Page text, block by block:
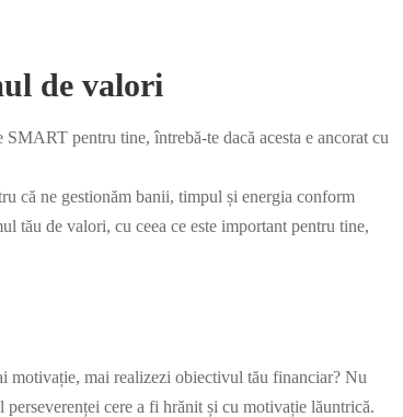
de valori
pentru tine, întrebă-te dacă acesta e ancorat cu
că ne gestionăm banii, timpul și energia conform
tău de valori, cu ceea ce este important pentru tine,
motivație, mai realizezi obiectivul tău financiar? Nu
cere a fi hrănit și cu motivație lăuntrică.